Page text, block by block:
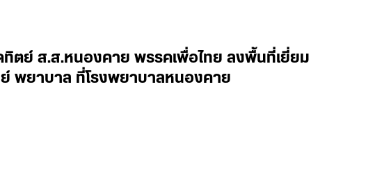
ทิตย์ ส.ส.หนองคาย พรรคเพื่อไทย ลงพื้นที่เยี่ยม
พยาบาล ที่โรงพยาบาลหนองคาย